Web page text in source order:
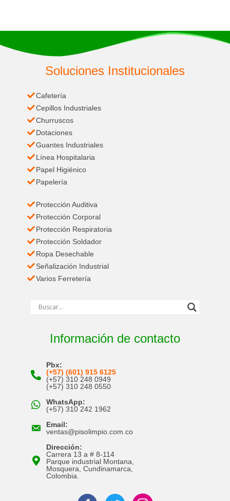
Soluciones Institucionales
Cafetería
Cepillos Industriales
Churruscos
Dotaciones
Guantes Industriales
Línea Hospitalaria
Papel Higiénico
Papelería
Protección Auditiva
Protección Corporal
Protección Respiratoria
Protección Soldador
Ropa Desechable
Señalización Industrial
Varios Ferretería
Información de contacto
Pbx:
(+57) (601) 915 6125
(+57) 310 248 0949
(+57) 310 248 0550
WhatsApp:
(+57) 310 242 1962
Email:
ventas@pisolimpio.com.co
Dirección:
Carrera 13 a # 8-114
Parque industrial Montana,
Mosquera, Cundinamarca,
Colombia.